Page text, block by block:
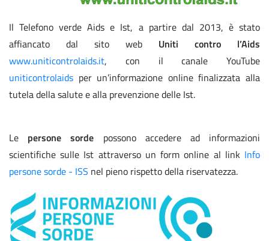
Il Telefono verde Aids e Ist, a partire dal 2013, è stato
affiancato dal sito web Uniti contro l’Aids
www.uniticontrolaids.it, con il canale YouTube
uniticontrolaids per un’informazione online finalizzata alla
tutela della salute e alla prevenzione delle Ist.
Le persone sorde possono accedere ad informazioni
scientifiche sulle Ist attraverso un form online al link Info
persone sorde - ISS nel pieno rispetto della riservatezza.